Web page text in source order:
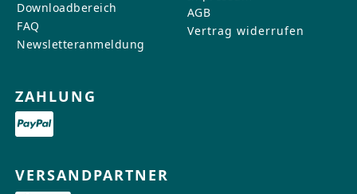
Downloadbereich
FAQ
Newsletteranmeldung
AGB
Vertrag widerrufen
ZAHLUNG
VERSANDPARTNER